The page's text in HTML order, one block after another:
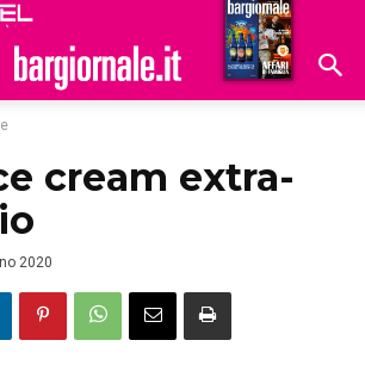
Hoteldomani
cream extra-
2020